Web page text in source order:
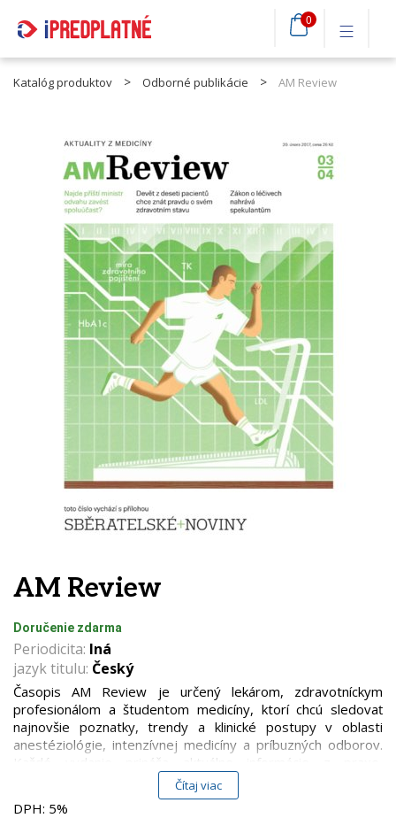
0
Katalóg produktov Odborné publikácie AM Review
AM Review
Doručenie zdarma
Periodicita: Iná
jazyk titulu: Český
Časopis AM Review je určený lekárom, zdravotníckym
profesionálom a študentom medicíny, ktorí chcú sledovať
najnovšie poznatky, trendy a klinické postupy v oblasti
anestéziológie, intenzívnej medicíny a príbuzných odborov.
Každé vydanie prináša aktuálne informácie z praxe,
prehľadové články, kazuistiky a výsledky výskumov, ktoré
pomáhajú zlepšovať kvalitu zdravotnej starostlivosti.
Čítaj viac
DPH: 5%